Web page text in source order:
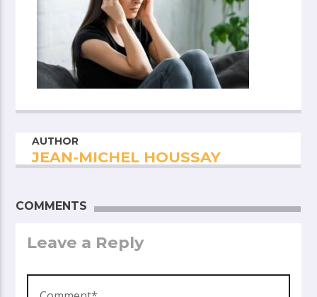
AUTHOR
JEAN-MICHEL HOUSSAY
COMMENTS
Leave a Reply